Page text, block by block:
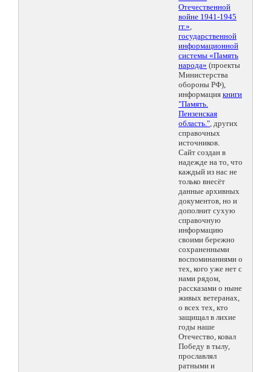
Отечественной
войне 1941-1945
гг.»,
государственной
информационной
системы «Память
народа» (проекты
Министерства
обороны РФ),
информация книги
"Память.
Пензенская
область.", других
справочных
источников.
Сайт создан в
надежде на то, что
каждый из нас не
только внесёт
данные архивных
документов, но и
дополнит сухую
справочную
информацию
своими бережно
сохраненными
воспоминаниями о
тех, кого уже нет с
нами рядом,
рассказами о ныне
живых ветеранах,
о всех тех, кто
защищал в лихие
годы наше
Отечество, ковал
Победу в тылу,
прославлял
ратными и